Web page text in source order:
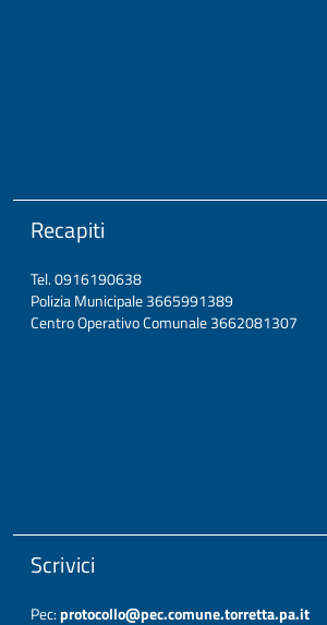
Recapiti
Tel. 0916190638
Polizia Municipale 3665991389
Centro Operativo Comunale 3662081307
Scrivici
Pec:protocollo@pec.comune.torretta.pa.it